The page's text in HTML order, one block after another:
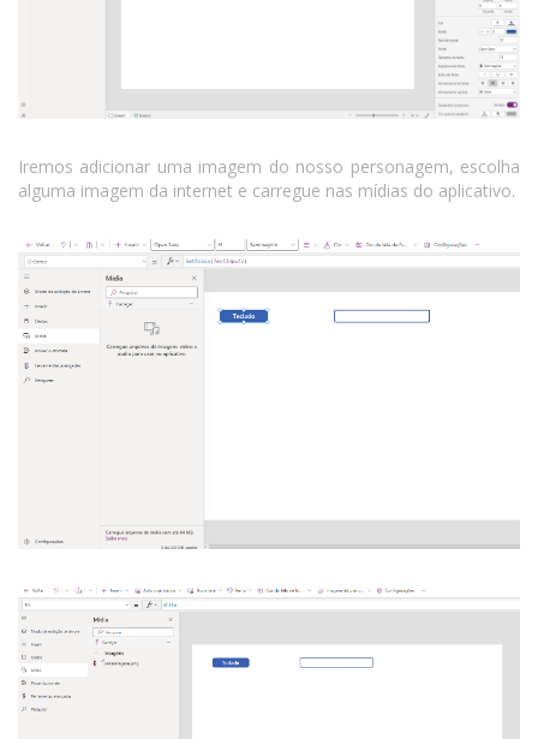
Iremos adicionar uma imagem do nosso personagem, escolha
alguma imagem da internet e carregue nas mídias do aplicativo.